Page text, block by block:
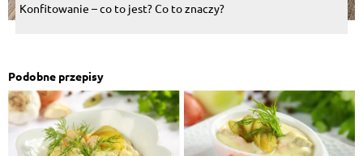
Konfitowanie – co to jest? Co to znaczy?
Podobne przepisy